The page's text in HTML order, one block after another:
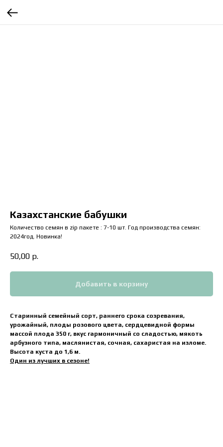
Казахстанские бабушки
Количество семян в zip пакете : 7-10 шт. Год производства семян:
2024год. Новинка!
50,00 р.
Добавить в корзину
Старинный семейный сорт, раннего срока созревания,
урожайный, плоды розового цвета, сердцевидной формы
массой плода 350 г, вкус гармоничный со сладостью, мякоть
арбузного типа, маслянистая, сочная, сахаристая на изломе.
Высота куста до 1,6 м.
Один из лучших в сезоне!